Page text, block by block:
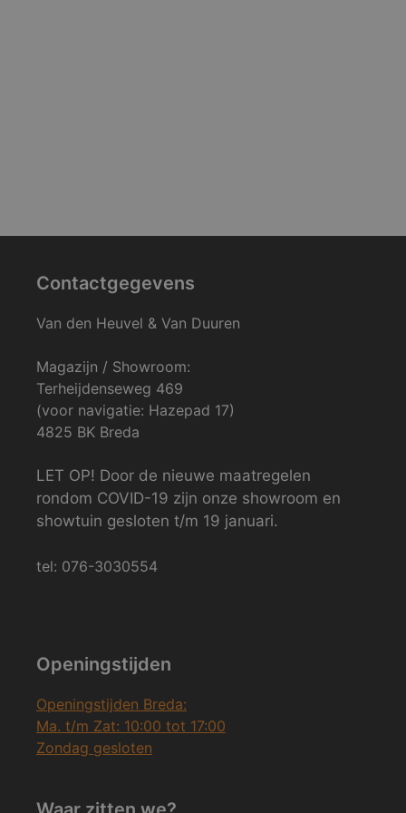
Contactgegevens
Van den Heuvel & Van Duuren
Magazijn / Showroom:
Terheijdenseweg 469
(voor navigatie: Hazepad 17)
4825 BK Breda
LET OP! Door de nieuwe maatregelen
rondom COVID-19 zijn onze showroom en
showtuin gesloten t/m 19 januari.
tel: 076-3030554
Openingstijden
Openingstijden Breda:
Ma. t/m Zat: 10:00 tot 17:00
Zondag gesloten